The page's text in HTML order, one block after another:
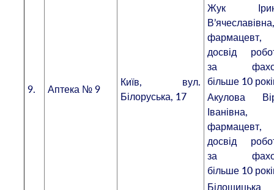
9. Аптека № 9
Київ, вул.
Білоруська, 17
Жук
фармацевт,
досвід
за
більше 10
Акулова
Іванівна,
фармацевт,
досвід
за
більше 10
Білошицька